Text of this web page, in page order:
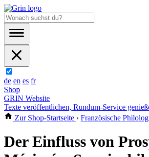
de en es fr
Shop
GRIN Website
Texte veröffentlichen, Rundum-Service
Zur Shop-Startseite › Französische
Der Einfluss von